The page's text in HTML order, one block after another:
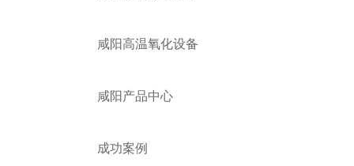
咸阳高温氧化设备
咸阳产品中心
成功案例